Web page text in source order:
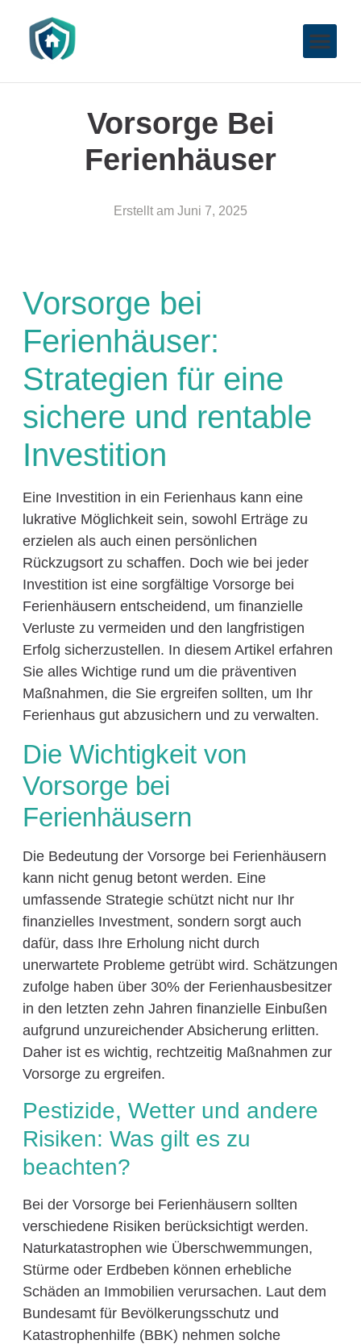
Vorsorge Bei
Ferienhäuser
Erstellt am Juni 7, 2025
Vorsorge bei
Ferienhäuser:
Strategien für eine
sichere und rentable
Investition
Eine Investition in ein Ferienhaus kann eine
lukrative Möglichkeit sein, sowohl Erträge zu
erzielen als auch einen persönlichen
Rückzugsort zu schaffen. Doch wie bei jeder
Investition ist eine sorgfältige Vorsorge bei
Ferienhäusern entscheidend, um finanzielle
Verluste zu vermeiden und den langfristigen
Erfolg sicherzustellen. In diesem Artikel erfahren
Sie alles Wichtige rund um die präventiven
Maßnahmen, die Sie ergreifen sollten, um Ihr
Ferienhaus gut abzusichern und zu verwalten.
Die Wichtigkeit von
Vorsorge bei
Ferienhäusern
Die Bedeutung der Vorsorge bei Ferienhäusern
kann nicht genug betont werden. Eine
umfassende Strategie schützt nicht nur Ihr
finanzielles Investment, sondern sorgt auch
dafür, dass Ihre Erholung nicht durch
unerwartete Probleme getrübt wird. Schätzungen
zufolge haben über 30% der Ferienhausbesitzer
in den letzten zehn Jahren finanzielle Einbußen
aufgrund unzureichender Absicherung erlitten.
Daher ist es wichtig, rechtzeitig Maßnahmen zur
Vorsorge zu ergreifen.
Pestizide, Wetter und andere
Risiken: Was gilt es zu
beachten?
Bei der Vorsorge bei Ferienhäusern sollten
verschiedene Risiken berücksichtigt werden.
Naturkatastrophen wie Überschwemmungen,
Stürme oder Erdbeben können erhebliche
Schäden an Immobilien verursachen. Laut dem
Bundesamt für Bevölkerungsschutz und
Katastrophenhilfe (BBK) nehmen solche